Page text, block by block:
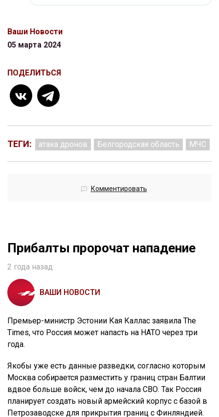
Ваши Новости
05 марта 2024
ПОДЕЛИТЬСЯ
ТЕГИ: атака дронов Белгородская область МЧС
Комментировать
Прибалты пророчат нападение
2 года назад
ВАШИ НОВОСТИ
Премьер-министр Эстонии Кая Каллас заявила The
Times, что Россия может напасть на НАТО через три
года.
Якобы уже есть данные разведки, согласно которым
Москва собирается разместить у границ стран Балтии
вдвое больше войск, чем до начала СВО. Так Россия
планирует создать новый армейский корпус с базой в
Петрозаводске для прикрытия границ с Финляндией.